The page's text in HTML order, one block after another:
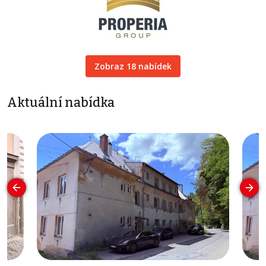
Zobraz 18 nabídek
Aktuální nabídka